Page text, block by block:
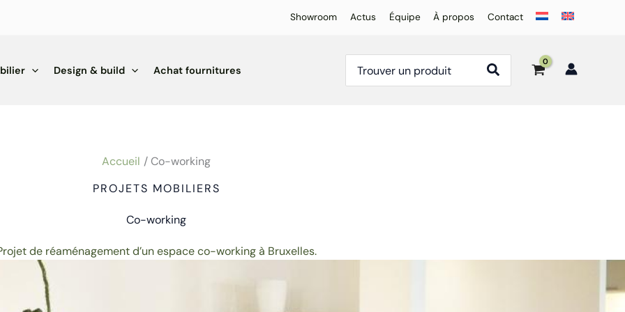
Showroom Actus Équipe À propos Contact
Design & build Achat fournitures
Accueil
Co-working
PROJETS MOBILIERS
Co-working
de réaménagement d’un espace co-working à Bruxelles.